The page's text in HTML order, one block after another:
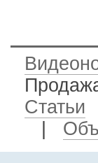
Статьи